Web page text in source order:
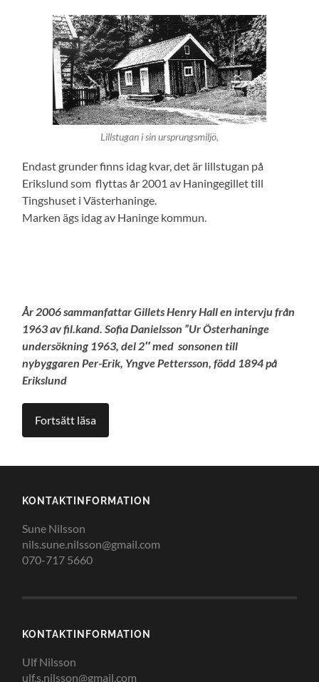
Lillstugan i sin ursprungsmiljö,
Endast grunder finns idag kvar, det är lillstugan på
Erikslund som flyttas år 2001 av Haningegillet till
Tingshuset i Västerhaninge.
Marken ägs idag av Haninge kommun.
År 2006 sammanfattar Gillets Henry Hall en intervju från
1963 av fil.kand. Sofia Danielsson ”Ur Österhaninge
undersökning 1963, del 2″ med sonsonen till
nybyggaren Per-Erik, Yngve Pettersson, född 1894 på
Erikslund
Fortsätt läsa
KONTAKTINFORMATION
Sune Nilsson
nils.sune.nilsson@gmail.com
070-717 5660
KONTAKTINFORMATION
Ulf Nilsson
ulf.s.nilsson@gmail.com